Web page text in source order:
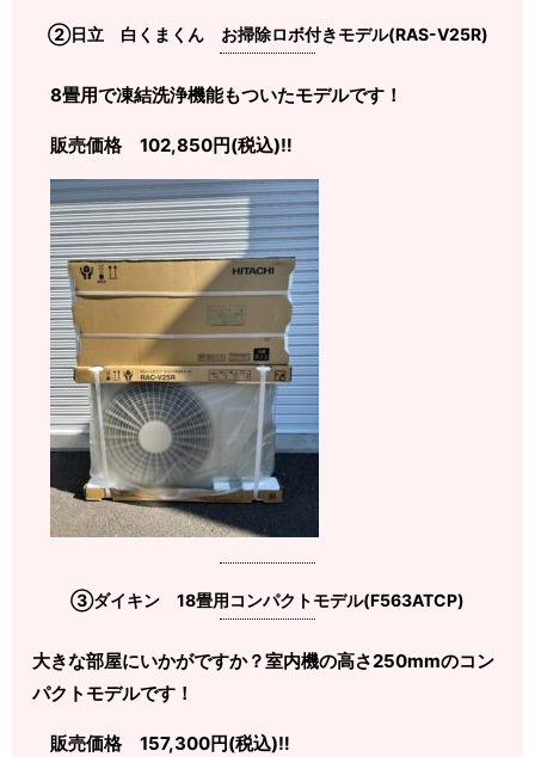
②日立 白くまくん お掃除ロボ付きモデル(RAS-V25R)
8畳用で凍結洗浄機能もついたモデルです！
販売価格 102,850円(税込)‼️
③ダイキン 18畳用コンパクトモデル(F563ATCP)
大きな部屋にいかがですか？室内機の高さ250mmのコン
パクトモデルです！
販売価格 157,300円(税込)‼️